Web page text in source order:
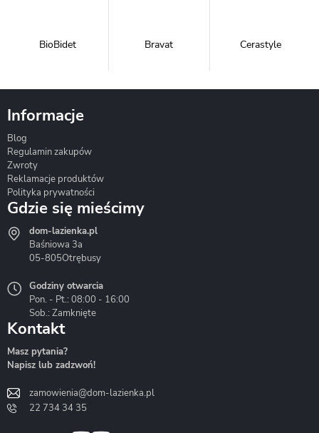
BioBidet Bravat Cerastyle
Hydrostop
Liveno
Informacje
Blog
Regulamin zakupów
Zwroty
Reklamacje produktów
Polityka prywatności
Gdzie się mieścimy
dom-lazienka.pl
Baśniowa 3a
05-805Otrębusy
Godziny otwarcia
Pon. - Pt.: 08:00 - 16:00
Sob.: Zamknięte
Kontakt
Masz pytania?
Napisz lub zadzwoń!
zamowienia@dom-lazienka.pl
22 734 34 35